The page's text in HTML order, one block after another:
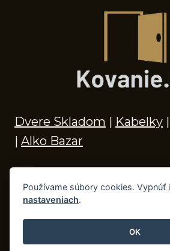
Dvere Skladom | Kabelky |
| Alko Bazar
© 2026 Kľučky na dvere,
doplnky do kúpeľne a
Používame súbory cookies. Vypnúť
nastaveniach.
OK